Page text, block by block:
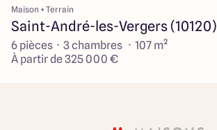
Maison + Terrain
Saint-André-les-Vergers (10120)
6 pièces · 3 chambres · 107 m²
À partir de 325 000 €